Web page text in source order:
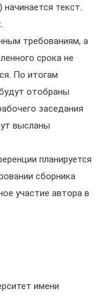
текст.
требованиям, а
срока не
По итогам
отобраны
заседания
высланы
планируется
сборника
участие автора в
имени